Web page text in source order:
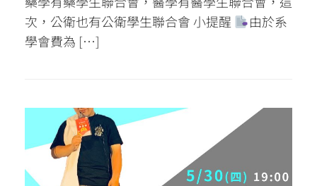
次，公衛也有公衛學生聯合會 小提醒
由於系
學會費為 […]